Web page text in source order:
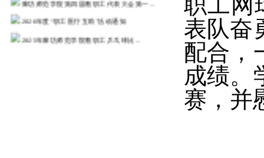
2026年度“职工医疗互助”活动通知
2025年廊坊师范学院教职工乒乓球比...
职工网
表队奋
配合，
成绩。
赛，并